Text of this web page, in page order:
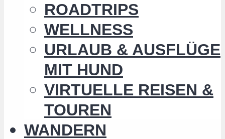
ROADTRIPS
WELLNESS
URLAUB & AUSFLÜGE
MIT HUND
VIRTUELLE REISEN &
TOUREN
WANDERN